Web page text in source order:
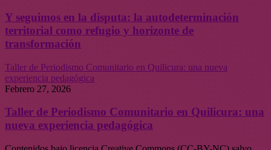
Y seguimos en la disputa: la autodeterminación
territorial como refugio y horizonte de
transformación
Taller de Periodismo Comunitario en Quilicura: una nueva
experiencia pedagógica
Febrero 27, 2026
Taller de Periodismo Comunitario en Quilicura: una
nueva experiencia pedagógica